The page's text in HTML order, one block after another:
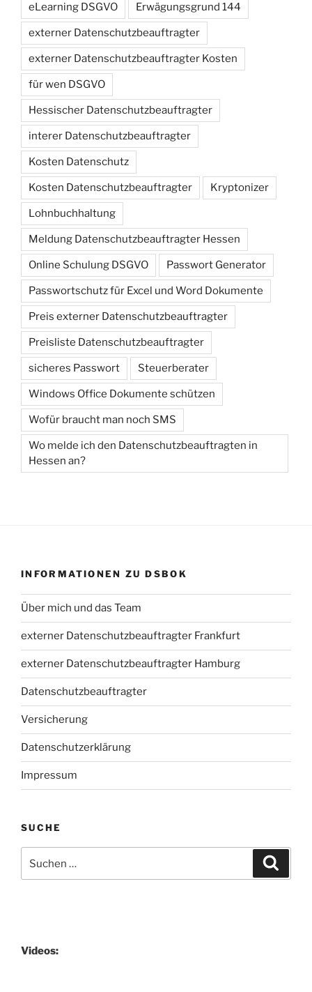
eLearning DSGVO Erwägungsgrund 144
externer Datenschutzbeauftragter
externer Datenschutzbeauftragter Kosten
für wen DSGVO
Hessischer Datenschutzbeauftragter
interer Datenschutzbeauftragter
Kosten Datenschutz
Kosten Datenschutzbeauftragter Kryptonizer
Lohnbuchhaltung
Meldung Datenschutzbeauftragter Hessen
Online Schulung DSGVO Passwort Generator
Passwortschutz für Excel und Word Dokumente
Preis externer Datenschutzbeauftragter
Preisliste Datenschutzbeauftragter
sicheres Passwort Steuerberater
Windows Office Dokumente schützen
Wofür braucht man noch SMS
Wo melde ich den Datenschutzbeauftragten in
Hessen an?
INFORMATIONEN ZU DSBOK
Über mich und das Team
externer Datenschutzbeauftragter Frankfurt
externer Datenschutzbeauftragter Hamburg
Datenschutzbeauftragter
Versicherung
Datenschutzerklärung
Impressum
SUCHE
nach:
Videos: